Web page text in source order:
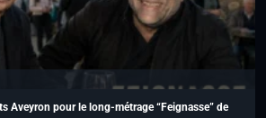
Aveyron pour le long-métrage “Feignasse” de